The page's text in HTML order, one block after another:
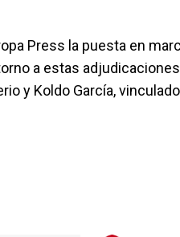
Press la puesta en
a estas adjudicaciones
y Koldo García,